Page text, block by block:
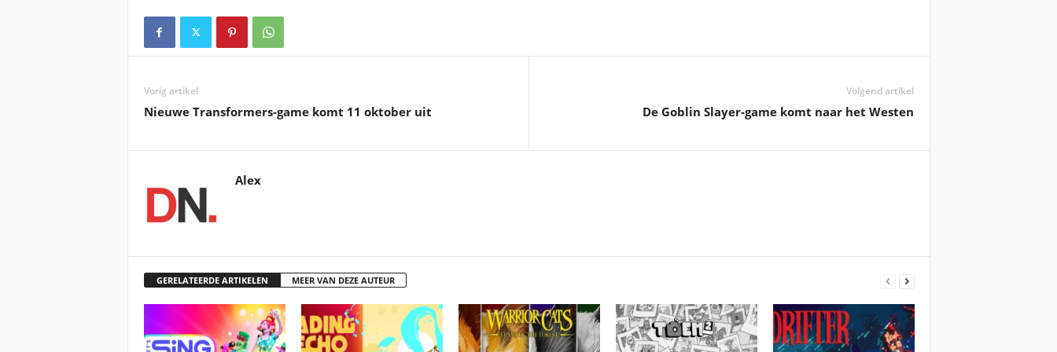
Vorig artikel
Nieuwe Transformers-game komt 11 oktober uit
Volgend artikel
De Goblin Slayer-game komt naar het Westen
Alex
GERELATEERDE ARTIKELEN MEER VAN DEZE AUTEUR